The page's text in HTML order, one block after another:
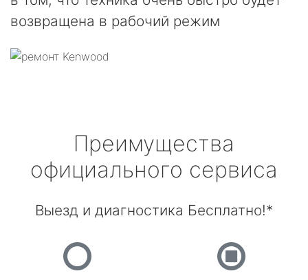
возвращена в рабочий режим
Преимущества
официального сервиса
Выезд и диагностика Бесплатно!*